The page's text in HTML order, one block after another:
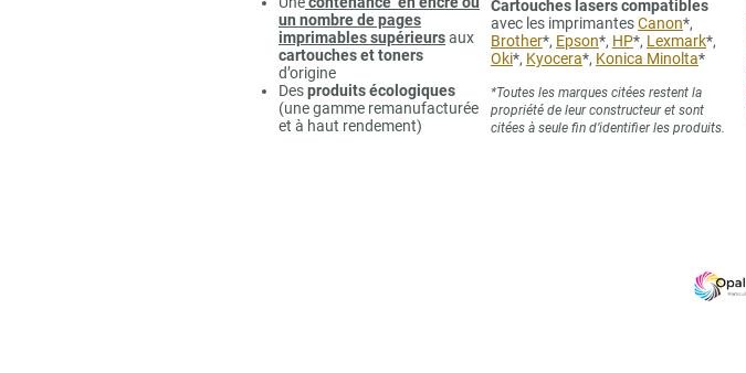
un nombre de pages
imprimables supérieursaux
cartouches et toners
d’origine
Desproduits écologiques
(une gamme remanufacturée
et à haut rendement)
Cartouches lasers compatibles
avec les imprimantesCanon*,
Brother*, Epson*, HP*, Lexmark*,
Oki*, Kyocera*, Konica Minolta*
*Toutes les marques citées restent la
propriété de leur constructeur et sont
citées à seule fin d’identifier les produits.